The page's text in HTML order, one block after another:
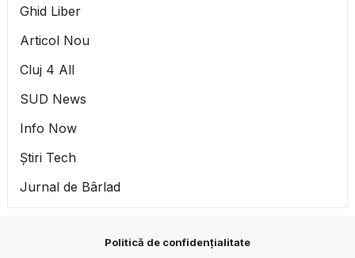
Ghid Liber
Articol Nou
Cluj 4 All
SUD News
Info Now
Știri Tech
Jurnal de Bârlad
Politică de confidențialitate